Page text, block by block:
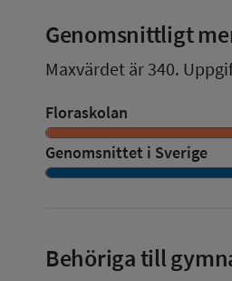
Genomsnittligt
Maxvärdet är 340.
Floraskolan
Genomsnittet i Sverige
Behöriga till